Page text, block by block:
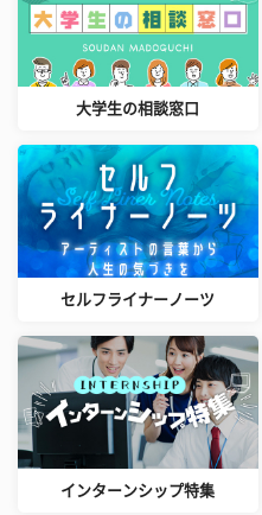
大学生の相談窓口
セルフライナーノーツ
インターンシップ特集